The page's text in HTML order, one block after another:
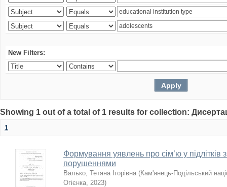
New Filters:
Showing 1 out of a total of 1 results for collection:
1
Формування уявлень про сім’ю у підлітків
порушеннями
Валько, Тетяна Ігорівна (Кам'янець-Подільський
Огієнка, 2023)